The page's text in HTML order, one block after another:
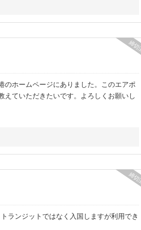
締
のホームページにありました。このエアポ
ていただきたいです。よろしくお願いし
締
ランジットではなく入国しますが利用でき